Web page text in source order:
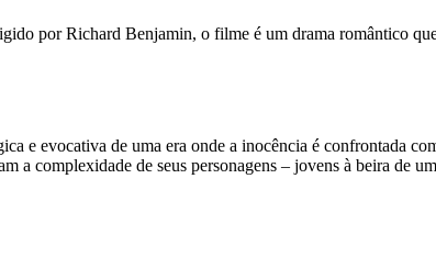
por Richard Benjamin, o filme é um drama romântico que
e evocativa de uma era onde a inocência é confrontada
a complexidade de seus personagens – jovens à beira de